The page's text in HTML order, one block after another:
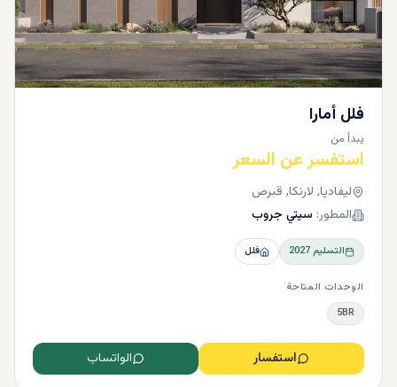
فلل أمارا
يبدأ من
استفسر عن السعر
ليفاديا, لارنكا, قبرص
المطور: سيتي جروب
التسليم2027 فلل
الوحدات المتاحة
5BR
استفسار الواتساب